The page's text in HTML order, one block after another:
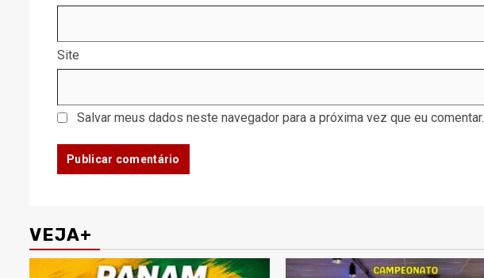
Site
Salvar meus dados neste navegador para a próxima vez que eu comentar.
VEJA+